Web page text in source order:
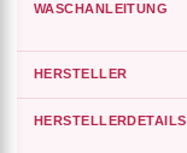
WASCHANLEITUNG
HERSTELLER
HERSTELLERDETAILS